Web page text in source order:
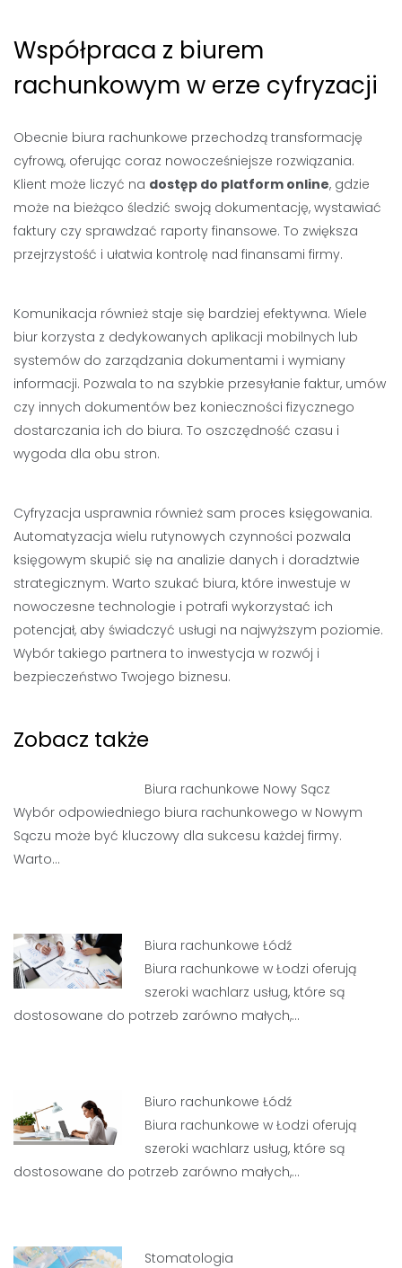
Współpraca z biurem
rachunkowym w erze cyfryzacji
Obecnie biura rachunkowe przechodzą transformację
cyfrową, oferując coraz nowocześniejsze rozwiązania.
Klient może liczyć na dostęp do platform online, gdzie
może na bieżąco śledzić swoją dokumentację, wystawiać
faktury czy sprawdzać raporty finansowe. To zwiększa
przejrzystość i ułatwia kontrolę nad finansami firmy.
Komunikacja również staje się bardziej efektywna. Wiele
biur korzysta z dedykowanych aplikacji mobilnych lub
systemów do zarządzania dokumentami i wymiany
informacji. Pozwala to na szybkie przesyłanie faktur, umów
czy innych dokumentów bez konieczności fizycznego
dostarczania ich do biura. To oszczędność czasu i
wygoda dla obu stron.
Cyfryzacja usprawnia również sam proces księgowania.
Automatyzacja wielu rutynowych czynności pozwala
księgowym skupić się na analizie danych i doradztwie
strategicznym. Warto szukać biura, które inwestuje w
nowoczesne technologie i potrafi wykorzystać ich
potencjał, aby świadczyć usługi na najwyższym poziomie.
Wybór takiego partnera to inwestycja w rozwój i
bezpieczeństwo Twojego biznesu.
Zobacz także
Biura rachunkowe Nowy Sącz
Wybór odpowiedniego biura rachunkowego w Nowym
Sączu może być kluczowy dla sukcesu każdej firmy.
Warto…
Biura rachunkowe Łódź
Biura rachunkowe w Łodzi oferują
szeroki wachlarz usług, które są
dostosowane do potrzeb zarówno małych,…
Biuro rachunkowe Łódź
Biura rachunkowe w Łodzi oferują
szeroki wachlarz usług, które są
dostosowane do potrzeb zarówno małych,…
Stomatologia